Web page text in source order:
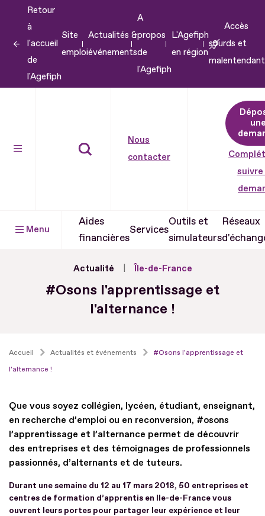
contenu
Retour
à
l'accueil
de
l'Agefiph
Site
emploi
Actualités &
événements
A
propos
de
l'Agefiph
L'Agefiph
en région
Accès
sourds et
Nous
contacter
suivre
Menu
Aides
financières
Services
Outils et
simulateurs
Réseaux
Actualité Île-de-France
#Osons l'apprentissage et
l'alternance !
Accueil Actualités et événements
#Osons l'apprentissage et
l'alternance !
Que vous soyez collégien, lycéen, étudiant, enseignant,
en recherche d’emploi ou en reconversion, #osons
l’apprentissage et l’alternance permet de découvrir
des entreprises et des témoignages de professionnels
passionnés, d’alternants et de tuteurs.
Durant une semaine du 12 au 17 mars 2018, 50 entreprises et
centres de formation d’apprentis en Ile-de-France vous
ouvrent leurs portes pour partager leur expérience et leur